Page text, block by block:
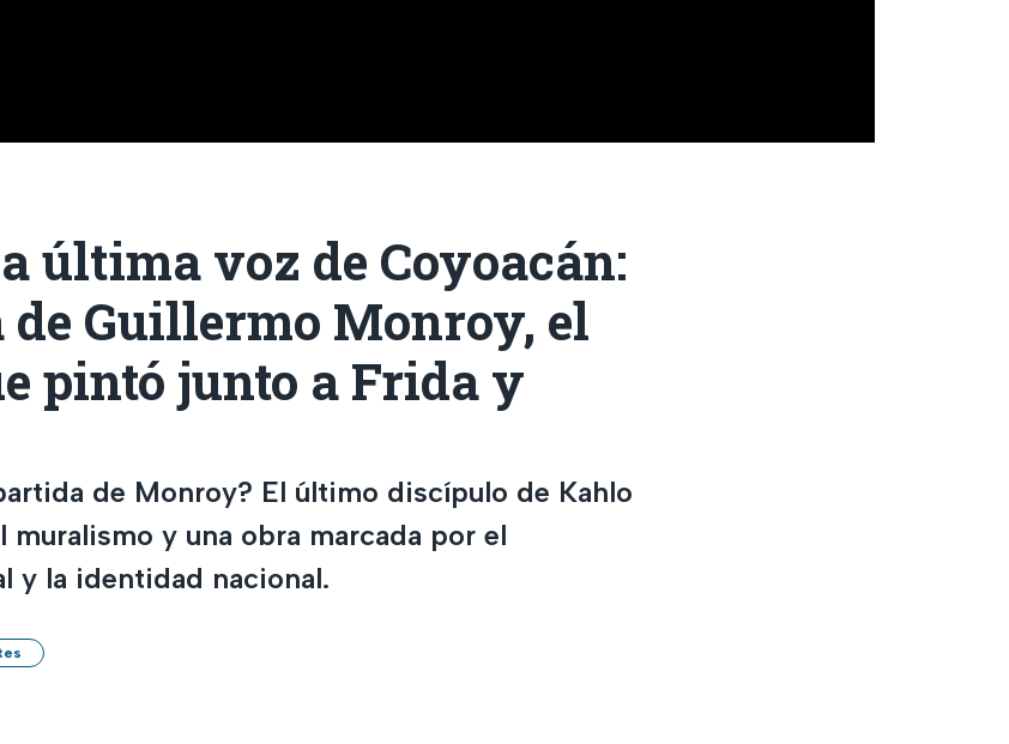
última voz de Coyoacán:
Guillermo Monroy, el
pintó junto a Frida y
de Monroy? El último discípulo de Kahlo
muralismo y una obra marcada por el
y la identidad nacional.